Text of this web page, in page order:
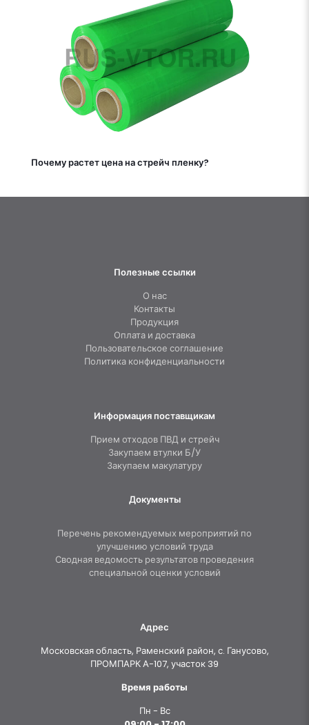
Почему растет цена на стрейч пленку?
Полезные ссылки
О нас
Контакты
Продукция
Оплата и доставка
Пользовательское соглашение
Политика конфиденциальности
Информация поставщикам
Прием отходов ПВД и стрейч
Закупаем втулки Б/У
Закупаем макулатуру
Документы
Перечень рекомендуемых мероприятий по
улучшению условий труда
Сводная ведомость результатов проведения
специальной оценки условий
Адрес
Московская область, Раменский район, с. Ганусово,
ПРОМПАРК А-107, участок 39
Время работы
Пн - Вс